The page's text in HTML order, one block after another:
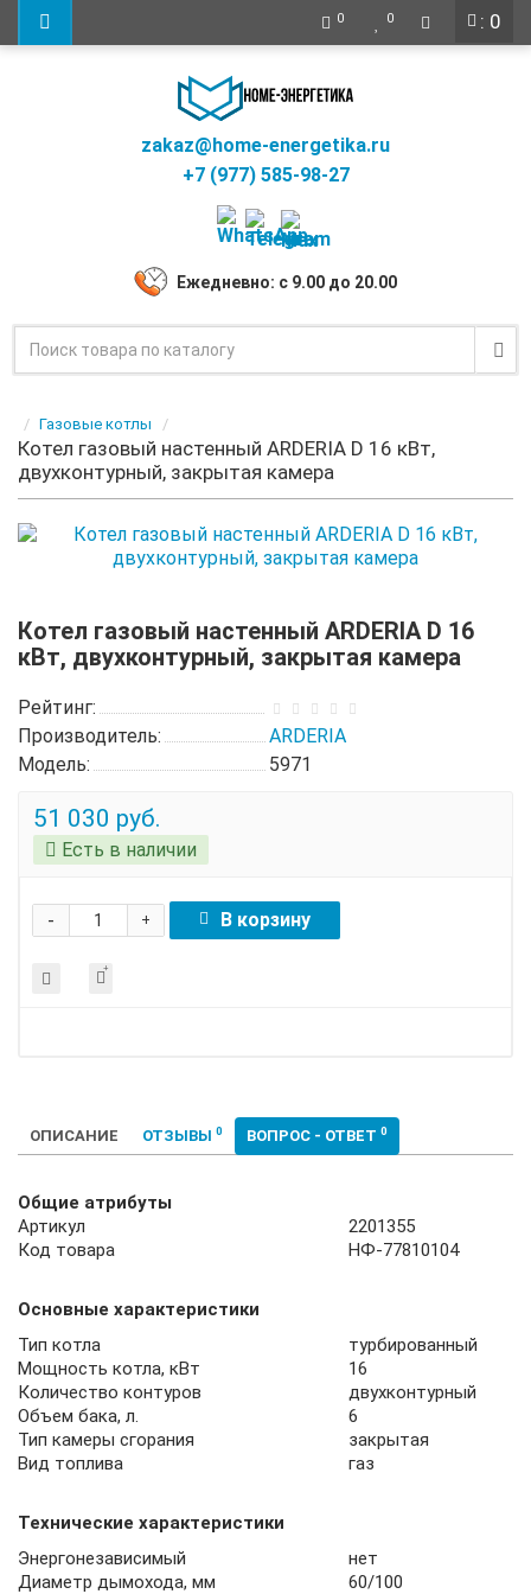
: 0
0 0
zakaz@home-energetika.ru
+7 (977) 585-98-27
Ежедневно: с 9.00 до 20.00
Газовые котлы
Котел газовый настенный ARDERIA D 16 кВт,
двухконтурный, закрытая камера
Котел газовый настенный ARDERIA D 16
кВт, двухконтурный, закрытая камера
Рейтинг:
Производитель:
ARDERIA
Модель:
5971
51 030 руб.
Есть в наличии
+
- В корзину
ОПИСАНИЕ ОТЗЫВЫ 0 ВОПРОС - ОТВЕТ 0
Общие атрибуты
Артикул
2201355
Код товара
НФ-77810104
Основные характеристики
Тип котла
турбированный
Мощность котла, кВт
16
Количество контуров
двухконтурный
Объем бака, л.
6
Тип камеры сгорания
закрытая
Вид топлива
газ
Технические характеристики
Энергонезависимый
нет
Диаметр дымохода, мм
60/100